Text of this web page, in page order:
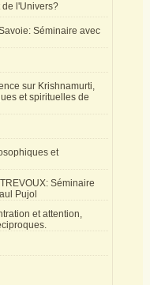
l'Univers?
Séminaire avec
sur Krishnamurti,
et spirituelles de
et
Séminaire
Pujol
et attention,